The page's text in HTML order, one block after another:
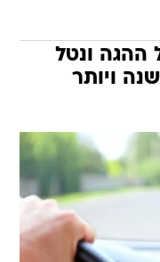
ההגה ונטל
חיים  לא צריך לשבת 30 שנה ויותר